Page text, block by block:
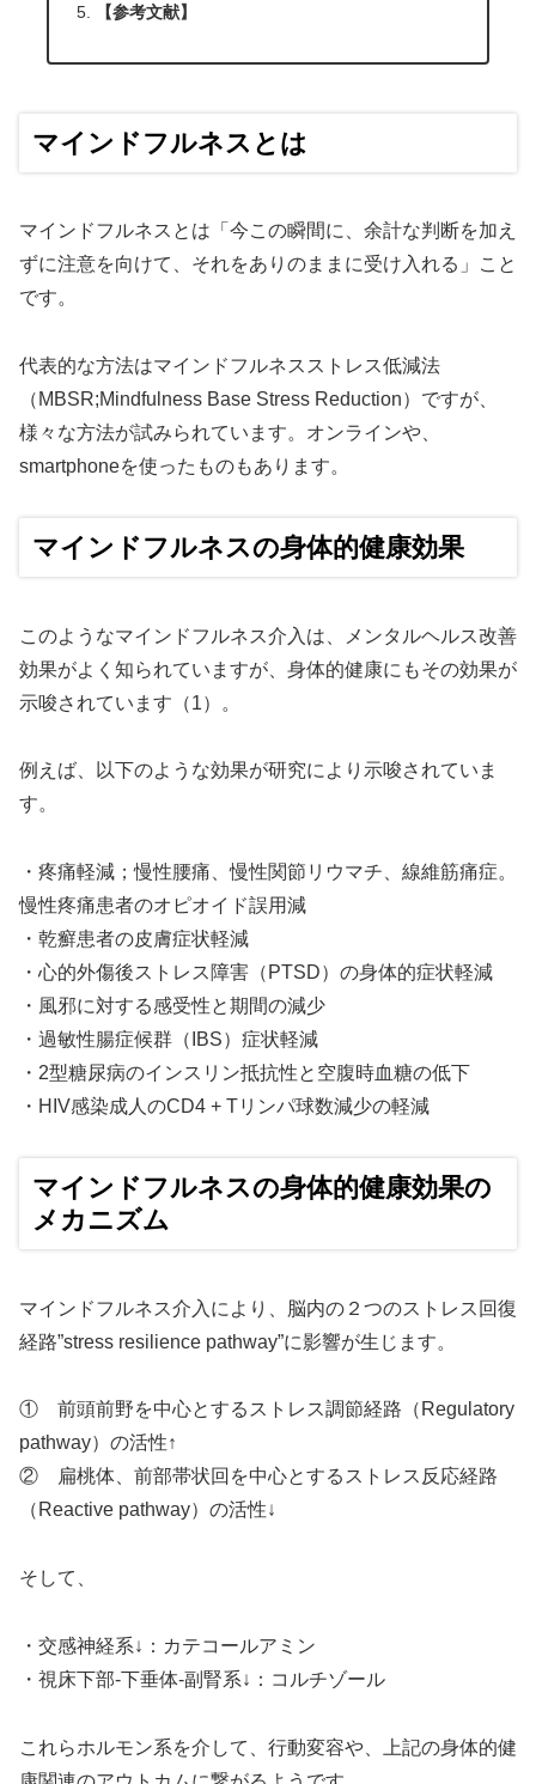
【参考文献】
マインドフルネスとは
マインドフルネスとは「今この瞬間に、余計な判断を加え
ずに注意を向けて、それをありのままに受け入れる」こと
です。
代表的な方法はマインドフルネスストレス低減法
（MBSR;Mindfulness Base Stress Reduction）ですが、
様々な方法が試みられています。オンラインや、
smartphoneを使ったものもあります。
マインドフルネスの身体的健康効果
このようなマインドフルネス介入は、メンタルヘルス改善
効果がよく知られていますが、身体的健康にもその効果が
示唆されています（1）。
例えば、以下のような効果が研究により示唆されていま
す。
・疼痛軽減；慢性腰痛、慢性関節リウマチ、線維筋痛症。
慢性疼痛患者のオピオイド誤用減
・乾癬患者の皮膚症状軽減
・心的外傷後ストレス障害（PTSD）の身体的症状軽減
・風邪に対する感受性と期間の減少
・過敏性腸症候群（IBS）症状軽減
・2型糖尿病のインスリン抵抗性と空腹時血糖の低下
・HIV感染成人のCD4 + Tリンパ球数減少の軽減
マインドフルネスの身体的健康効果の
メカニズム
マインドフルネス介入により、脳内の２つのストレス回復
経路”stress resilience pathway”に影響が生じます。
① 前頭前野を中心とするストレス調節経路（Regulatory
pathway）の活性↑
② 扁桃体、前部帯状回を中心とするストレス反応経路
（Reactive pathway）の活性↓
そして、
・交感神経系↓：カテコールアミン
・視床下部-下垂体-副腎系↓：コルチゾール
これらホルモン系を介して、行動変容や、上記の身体的健